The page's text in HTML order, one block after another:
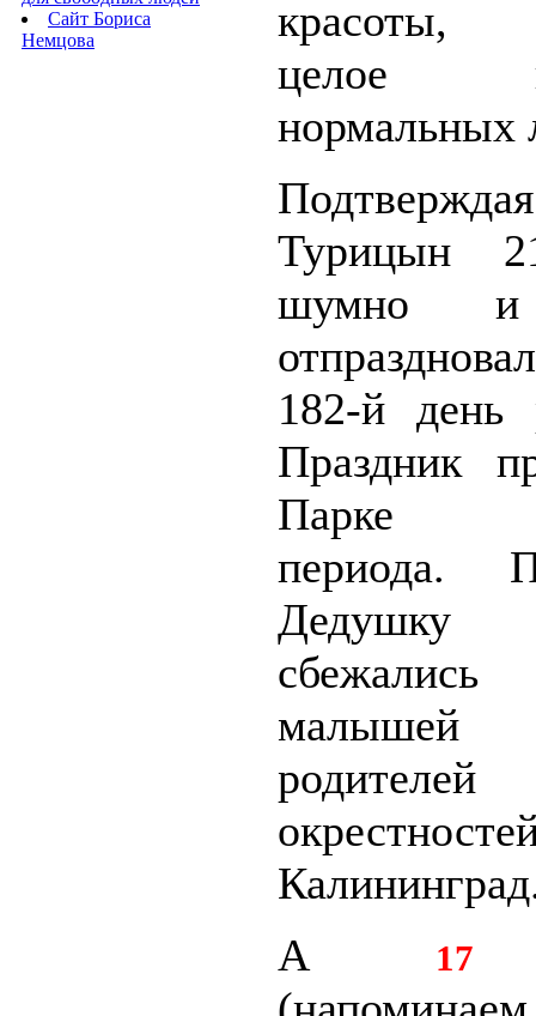
Сайт Бориса
Немцова
красоты,
целое
нормальных
Турицын
шумно и
182-й день
Праздник
Парке
периода.
Дедушку
А
17